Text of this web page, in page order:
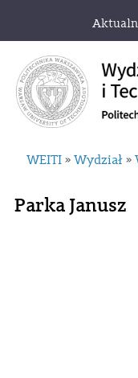
WEITI » Wydział »
Parka Janusz